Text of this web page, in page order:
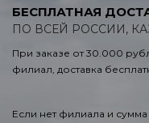
БЕСПЛАТНАЯ
ПО ВСЕЙ РОССИИ,
При заказе от 30.000
филиал, доставка
Если нет филиала и